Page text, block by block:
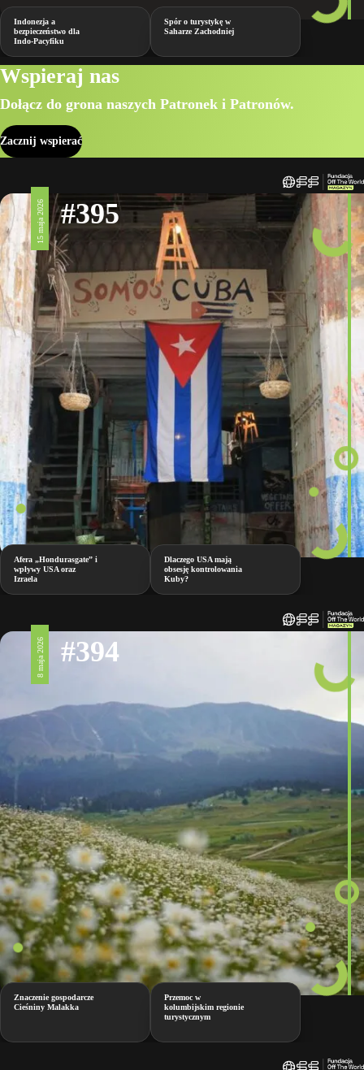
Indonezja a
bezpieczeństwo dla
Indo-Pacyfiku
Spór o turystykę w
Saharze Zachodniej
Wspieraj nas
Dołącz do grona naszych Patronek i Patronów.
Zacznij wspierać
15 maja 2026 #395
Afera „Hondurasgate” i
wpływy USA oraz
Izraela
Dlaczego USA mają
obsesję kontrolowania
Kuby?
8 maja 2026 #394
Znaczenie gospodarcze
Cieśniny Malakka
Przemoc w
kolumbijskim regionie
turystycznym